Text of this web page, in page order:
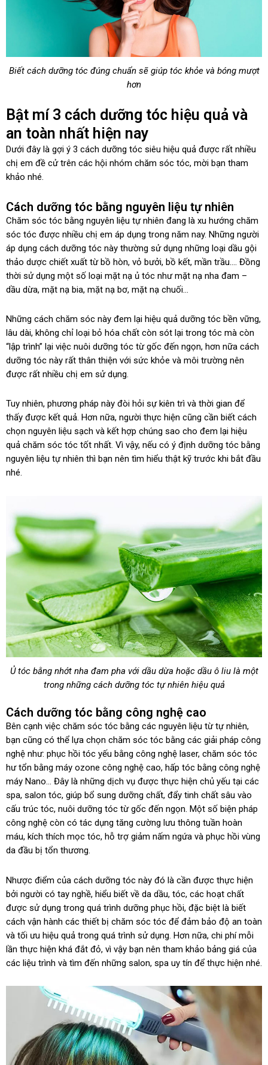
Biết cách dưỡng tóc đúng chuẩn sẽ giúp tóc khỏe và bóng mượt
hơn
Bật mí 3 cách dưỡng tóc hiệu quả và
an toàn nhất hiện nay
Dưới đây là gợi ý 3 cách dưỡng tóc siêu hiệu quả được rất nhiều
chị em đề cử trên các hội nhóm chăm sóc tóc, mời bạn tham
khảo nhé.
Cách dưỡng tóc bằng nguyên liệu tự nhiên
Chăm sóc tóc bằng nguyên liệu tự nhiên đang là xu hướng chăm
sóc tóc được nhiều chị em áp dụng trong năm nay. Những người
áp dụng cách dưỡng tóc này thường sử dụng những loại dầu gội
thảo dược chiết xuất từ bồ hòn, vỏ bưởi, bồ kết, mần trầu…. Đồng
thời sử dụng một số loại mặt nạ ủ tóc như mặt nạ nha đam –
dầu dừa, mặt nạ bia, mặt nạ bơ, mặt nạ chuối…
Những cách chăm sóc này đem lại hiệu quả dưỡng tóc bền vững,
lâu dài, không chỉ loại bỏ hóa chất còn sót lại trong tóc mà còn
“lập trình” lại việc nuôi dưỡng tóc từ gốc đến ngọn, hơn nữa cách
dưỡng tóc này rất thân thiện với sức khỏe và môi trường nên
được rất nhiều chị em sử dụng.
Tuy nhiên, phương pháp này đòi hỏi sự kiên trì và thời gian để
thấy được kết quả. Hơn nữa, người thực hiện cũng cần biết cách
chọn nguyên liệu sạch và kết hợp chúng sao cho đem lại hiệu
quả chăm sóc tóc tốt nhất. Vì vậy, nếu có ý định dưỡng tóc bằng
nguyên liệu tự nhiên thì bạn nên tìm hiểu thật kỹ trước khi bắt đầu
nhé.
Ủ tóc bằng nhớt nha đam pha với dầu dừa hoặc dầu ô liu là một
trong những cách dưỡng tóc tự nhiên hiệu quả
Cách dưỡng tóc bằng công nghệ cao
Bên cạnh việc chăm sóc tóc bằng các nguyên liệu từ tự nhiên,
bạn cũng có thể lựa chọn chăm sóc tóc bằng các giải pháp công
nghệ như: phục hồi tóc yếu bằng công nghệ laser, chăm sóc tóc
hư tổn bằng máy ozone công nghệ cao, hấp tóc bằng công nghệ
máy Nano… Đây là những dịch vụ được thực hiện chủ yếu tại các
spa, salon tóc, giúp bổ sung dưỡng chất, đẩy tinh chất sâu vào
cấu trúc tóc, nuôi dưỡng tóc từ gốc đến ngọn. Một số biện pháp
công nghệ còn có tác dụng tăng cường lưu thông tuần hoàn
máu, kích thích mọc tóc, hỗ trợ giảm nấm ngứa và phục hồi vùng
da đầu bị tổn thương.
Nhược điểm của cách dưỡng tóc này đó là cần được thực hiện
bởi người có tay nghề, hiểu biết về da dầu, tóc, các hoạt chất
được sử dụng trong quá trình dưỡng phục hồi, đặc biệt là biết
cách vận hành các thiết bị chăm sóc tóc để đảm bảo độ an toàn
và tối ưu hiệu quả trong quá trình sử dụng. Hơn nữa, chi phí mỗi
lần thực hiện khá đắt đỏ, vì vậy bạn nên tham khảo bảng giá của
các liệu trình và tìm đến những salon, spa uy tín để thực hiện nhé.